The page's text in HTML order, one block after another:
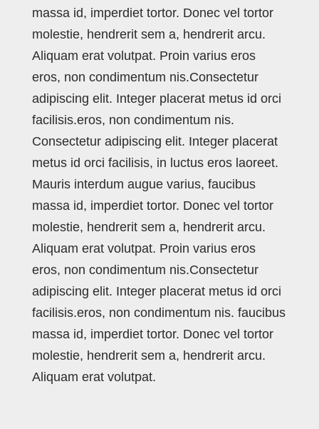
massa id, imperdiet tortor. Donec vel tortor
molestie, hendrerit sem a, hendrerit arcu.
Aliquam erat volutpat. Proin varius eros
eros, non condimentum nis.Consectetur
adipiscing elit. Integer placerat metus id orci
facilisis.eros, non condimentum nis.
Consectetur adipiscing elit. Integer placerat
metus id orci facilisis, in luctus eros laoreet.
Mauris interdum augue varius, faucibus
massa id, imperdiet tortor. Donec vel tortor
molestie, hendrerit sem a, hendrerit arcu.
Aliquam erat volutpat. Proin varius eros
eros, non condimentum nis.Consectetur
adipiscing elit. Integer placerat metus id orci
facilisis.eros, non condimentum nis. faucibus
massa id, imperdiet tortor. Donec vel tortor
molestie, hendrerit sem a, hendrerit arcu.
Aliquam erat volutpat.